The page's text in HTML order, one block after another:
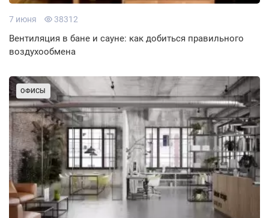
7 июня 38312
Вентиляция в бане и сауне: как добиться правильного
воздухообмена
ОФИСЫ